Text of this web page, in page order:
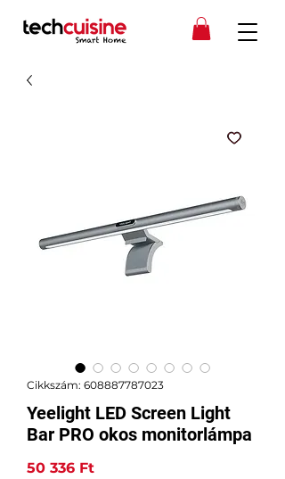
Cikkszám: 608887787023
Yeelight LED Screen Light
Bar PRO okos monitorlámpa
50 336 FtÁr